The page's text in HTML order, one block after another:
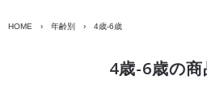
HOME › 年齢別 › 4歳-6歳
4歳-6歳の